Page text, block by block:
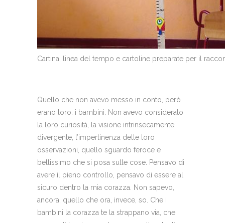
Cartina, linea del tempo e cartoline preparate per il
Quello che non avevo messo in conto, però
erano loro: i bambini. Non avevo considerato
la loro curiosità, la visione intrinsecamente
divergente, l’impertinenza delle loro
osservazioni, quello sguardo feroce e
bellissimo che si posa sulle cose. Pensavo di
avere il pieno controllo, pensavo di essere al
sicuro dentro la mia corazza. Non sapevo,
ancora, quello che ora, invece, so. Che i
bambini la corazza te la strappano via, che